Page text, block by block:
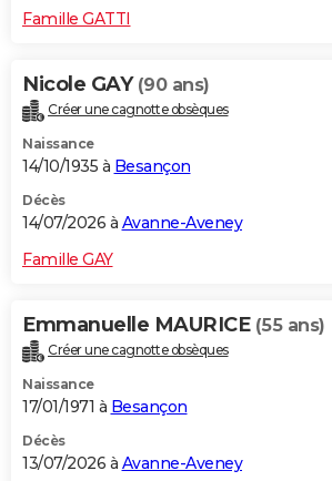
CARTE DE VOEUX
Dictionnaire
Biographies
Citations
Expressions
Proverbes
PROGRAMME TV
COPAINS D'AVANT
S'inscrire
Se connecter
Lycées
Collèges
Primaires
Universités
Entreprises
Service militaire
Avis de recherche
AVIS DE DÉCÈS
Famille GATTI
Nicole GAY (90 ans)
Créer une cagnotte obsèques
Naissance
14/10/1935 à Besançon
Décès
14/07/2026 à Avanne-Aveney
Famille GAY
Emmanuelle MAURICE (55 ans)
Créer une cagnotte obsèques
Naissance
17/01/1971 à Besançon
Décès
13/07/2026 à Avanne-Aveney